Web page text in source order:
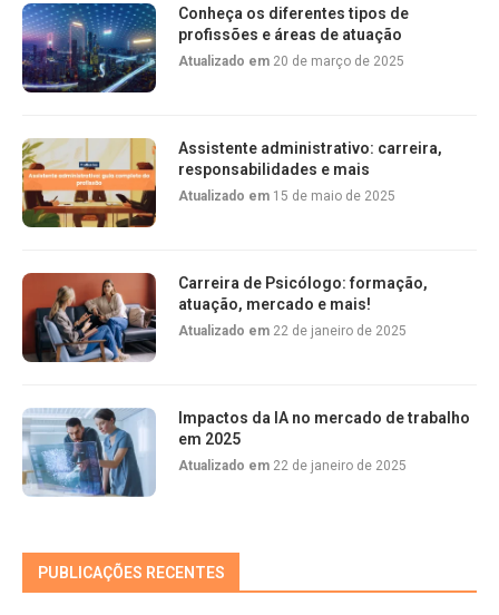
Conheça os diferentes tipos de
profissões e áreas de atuação
Atualizado em 20 de março de 2025
Assistente administrativo: carreira,
responsabilidades e mais
Atualizado em 15 de maio de 2025
Carreira de Psicólogo: formação,
atuação, mercado e mais!
Atualizado em 22 de janeiro de 2025
Impactos da IA no mercado de trabalho
em 2025
Atualizado em 22 de janeiro de 2025
PUBLICAÇÕES RECENTES